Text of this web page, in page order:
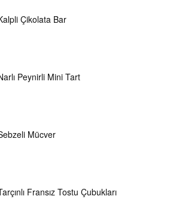
Çikolata Bar
Peynirli Mini Tart
Mücver
Fransız Tostu Çubukları